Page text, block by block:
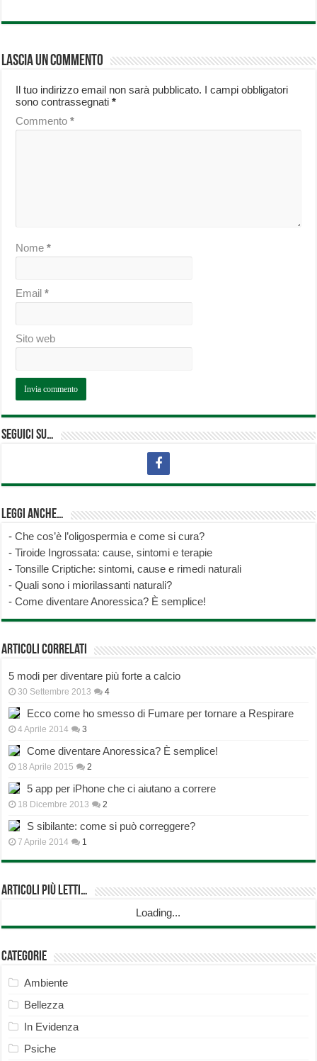
Lascia un commento
Il tuo indirizzo email non sarà pubblicato. I campi obbligatori
sono contrassegnati*
Commento*
Nome*
Email*
Sito web
Seguici su…
Leggi anche…
-Che cos’è l’oligospermia e come si cura?
-Tiroide Ingrossata: cause, sintomi e terapie
-Tonsille Criptiche: sintomi, cause e rimedi naturali
-Quali sono i miorilassanti naturali?
-Come diventare Anoressica? È semplice!
Articoli correlati
5 modi per diventare più forte a calcio
30 Settembre 2013 4
Ecco come ho smesso di Fumare per tornare a Respirare
4 Aprile 2014 3
Come diventare Anoressica? È semplice!
18 Aprile 2015 2
5 app per iPhone che ci aiutano a correre
18 Dicembre 2013 2
S sibilante: come si può correggere?
7 Aprile 2014 1
Articoli più Letti…
Loading...
Categorie
Ambiente
Bellezza
In Evidenza
Psiche